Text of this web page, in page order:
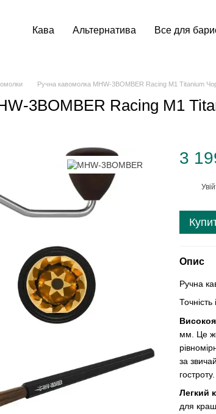
Кава Альтернатива Все для
Ручна кавомолка MHW-3BOMBER Racing M1 Titanium
3BOMBER Racing M1
3
Опис
Ручна
Точність
мм. Це
за
гостроту.
Легкий
для